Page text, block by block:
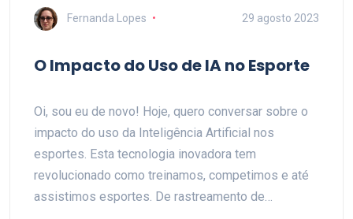
Fernanda Lopes 29 agosto 2023
O Impacto do Uso de IA no Esporte
Oi, sou eu de novo! Hoje, quero conversar sobre o
impacto do uso da Inteligência Artificial nos
esportes. Esta tecnologia inovadora tem
revolucionado como treinamos, competimos e até
assistimos esportes. De rastreamento de